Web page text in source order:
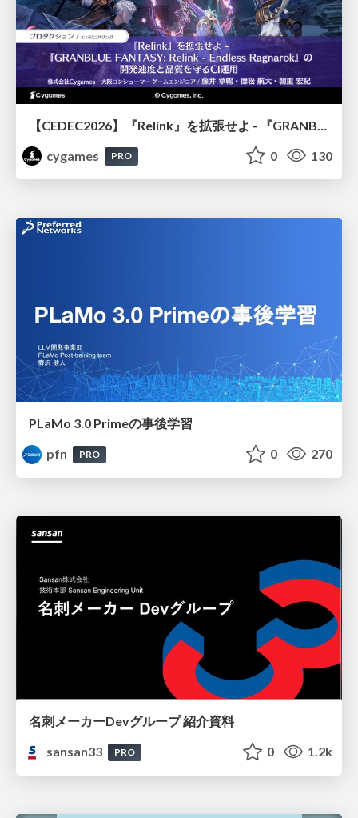
cygames
PRO 0 130
PLaMo 3.0 Primeの事後学習
pfn
PRO 0 270
名刺メーカーDevグループ 紹介資料
sansan33
PRO 0 1.2k